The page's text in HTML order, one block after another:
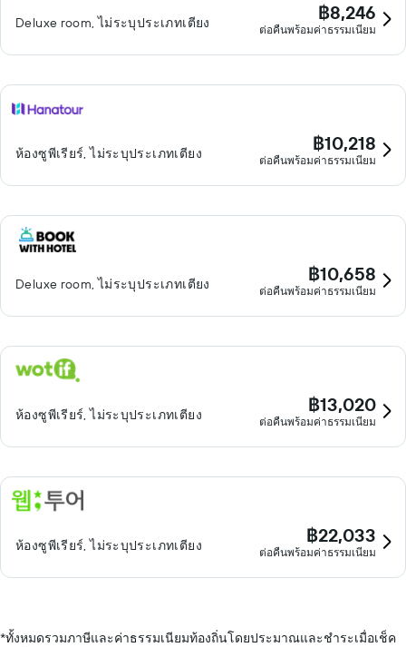
Deluxe room, ไม่ระบุประเภทเตียง ฿8,246
ต่อคืนพร้อมค่าธรรมเนียม
ห้องซูพีเรียร์, ไม่ระบุประเภทเตียง ฿10,218
ต่อคืนพร้อมค่าธรรมเนียม
Deluxe room, ไม่ระบุประเภทเตียง ฿10,658
ต่อคืนพร้อมค่าธรรมเนียม
ห้องซูพีเรียร์, ไม่ระบุประเภทเตียง ฿13,020
ต่อคืนพร้อมค่าธรรมเนียม
ห้องซูพีเรียร์, ไม่ระบุประเภทเตียง ฿22,033
ต่อคืนพร้อมค่าธรรมเนียม
*ทั้งหมดรวมภาษีและค่าธรรมเนียมท้องถิ่นโดยประมาณและชำระเมื่อเช็ค